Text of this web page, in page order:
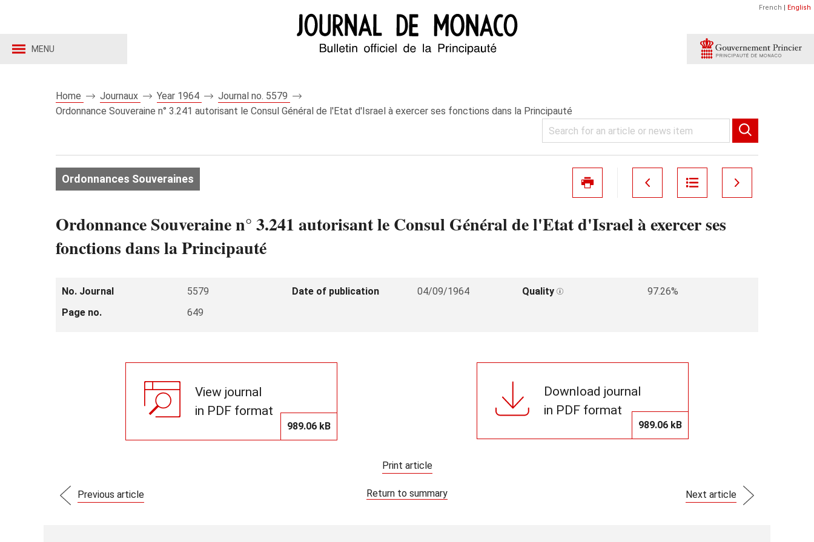
MENU
French | English
Home Journaux Year 1964
Journal no. 5579
Ordonnance Souveraine n° 3.241 autorisant le Consul Général de l'Etat d'Israel à exercer ses fonctions dans la Principauté
Ordonnances Souveraines
Ordonnance Souveraine n° 3.241 autorisant le Consul Général de l'Etat d'Israel à exercer ses
fonctions dans la Principauté
No. Journal 5579 Date of publication 04/09/1964 Quality
97.26%
Page no.
649
View journal
in PDF format
989.06 kB
Download journal
in PDF format
989.06 kB
Print article
Previous article Return to summary Next article